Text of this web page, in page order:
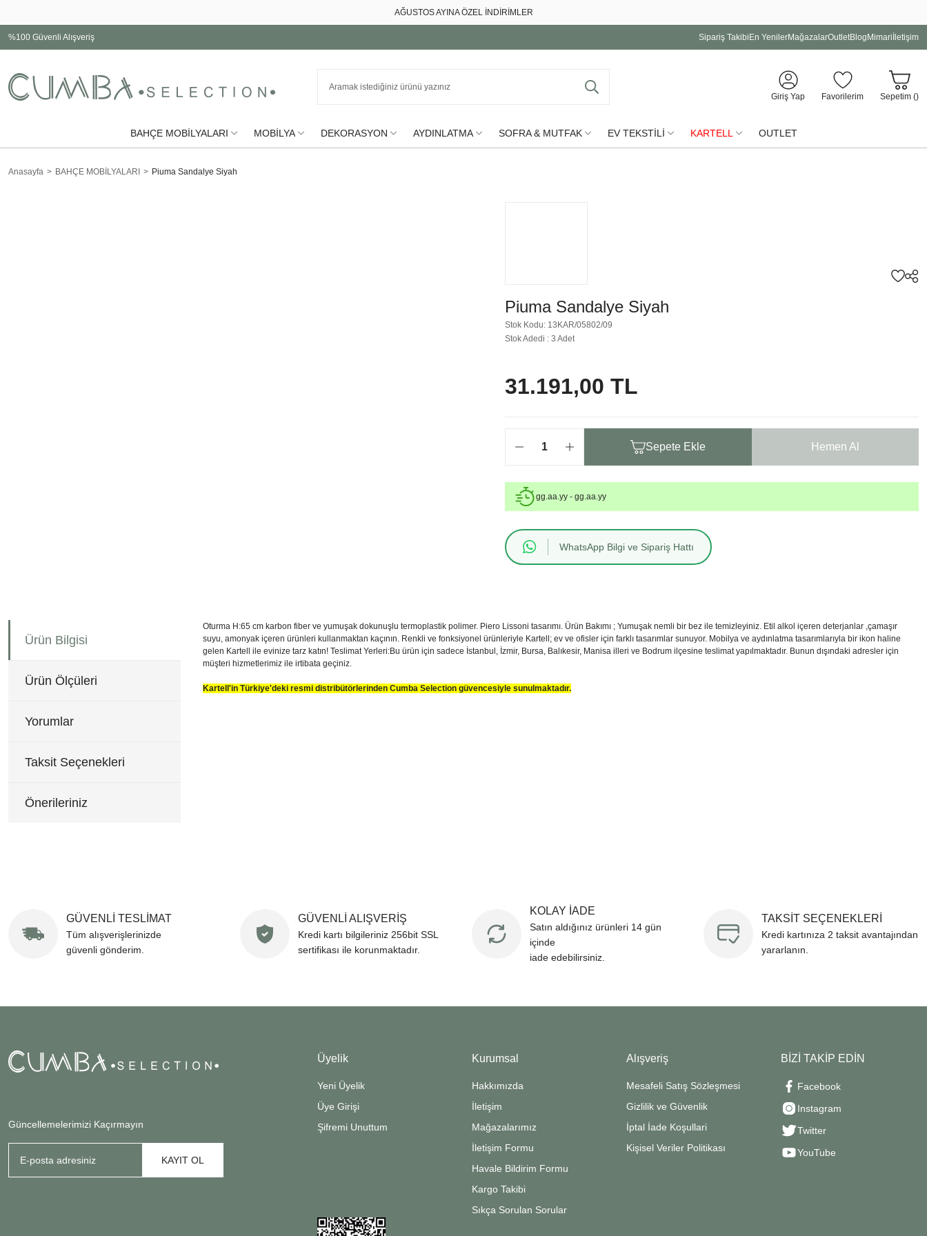
AĞUSTOS AYINA ÖZEL İNDİRİMLER
%100 Güvenli Alışveriş Sipariş Takibi En YenilerMağazalarOutletBlog Mimari İletişim
Giriş Yap Favorilerim Sepetim ()
BAHÇE MOBİLYALARI MOBİLYA DEKORASYON AYDINLATMA SOFRA & MUTFAK EV TEKSTİLİ KARTELL OUTLET
Anasayfa BAHÇE MOBİLYALARI Piuma Sandalye Siyah
Piuma Sandalye Siyah
Stok Kodu: 13KAR/05802/09
Stok Adedi : 3 Adet
31.191,00 TL
Sepete Ekle Hemen Al
gg.aa.yy - gg.aa.yy
WhatsApp Bilgi ve Sipariş Hattı
Ürün Bilgisi
Ürün Ölçüleri
Yorumlar
Taksit Seçenekleri
Önerileriniz
Oturma H:65 cm karbon fiber ve yumuşak dokunuşlu termoplastik polimer. Piero Lissoni tasarımı. Ürün Bakımı ; Yumuşak nemli bir bez ile temizleyiniz. Etil alkol içeren deterjanlar ,çamaşır
suyu, amonyak içeren ürünleri kullanmaktan kaçının. Renkli ve fonksiyonel ürünleriyle Kartell; ev ve ofisler için farklı tasarımlar sunuyor. Mobilya ve aydınlatma tasarımlarıyla bir ikon haline
gelen Kartell ile evinize tarz katın! Teslimat Yerleri:Bu ürün için sadece İstanbul, İzmir, Bursa, Balıkesir, Manisa illeri ve Bodrum ilçesine teslimat yapılmaktadır. Bunun dışındaki adresler için
müşteri hizmetlerimiz ile irtibata geçiniz.
Kartell'in Türkiye'deki resmi distribütörlerinden Cumba Selection güvencesiyle sunulmaktadır.
Gönder
GÜVENLİ TESLİMAT
Tüm alışverişlerinizde
güvenli gönderim.
GÜVENLİ ALIŞVERİŞ
Kredi kartı bilgileriniz 256bit SSL
sertifikası ile korunmaktadır.
KOLAY İADE
Satın aldığınız ürünleri 14 gün
içinde
iade edebilirsiniz.
TAKSİT SEÇENEKLERİ
Kredi kartınıza 2 taksit avantajından
yararlanın.
Güncellemelerimizi Kaçırmayın
KAYIT OL
Üyelik
Yeni Üyelik
Üye Girişi
Şifremi Unuttum
Kurumsal
Hakkımızda
İletişim
Mağazalarımız
İletişim Formu
Havale Bildirim Formu
Kargo Takibi
Sıkça Sorulan Sorular
Alışveriş
Mesafeli Satış Sözleşmesi
Gizlilik ve Güvenlik
İptal İade Koşullari
Kişisel Veriler Politikası
BİZİ TAKİP EDİN
Facebook
Instagram
Twitter
YouTube